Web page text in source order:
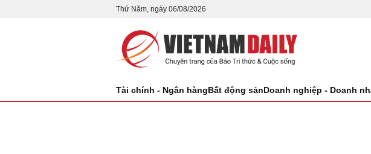
Thứ Năm, ngày 06/08/2026
Tài chính - Ngân hàngBất động sảnDoanh nghiệp - Doanh